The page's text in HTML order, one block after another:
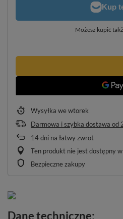
Możesz kupić
Wysyłka we wtorek
Darmowa i szybka dostawa od
14dni na łatwy zwrot
Ten produkt nie jest dostępny
Bezpieczne zakupy
Dane techniczne: